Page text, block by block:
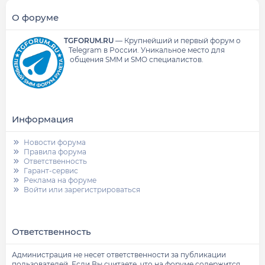
О форуме
TGFORUM.RU— Крупнейший и первый форум о
Telegram в России. Уникальное место для
общения SMM и SMO специалистов.
Информация
Новости форума
Правила форума
Ответственность
Гарант-сервис
Реклама на форуме
Войти или зарегистрироваться
Ответственность
Администрация не несет ответственности за публикации